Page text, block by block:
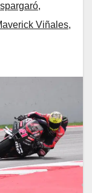
,
Viñales,